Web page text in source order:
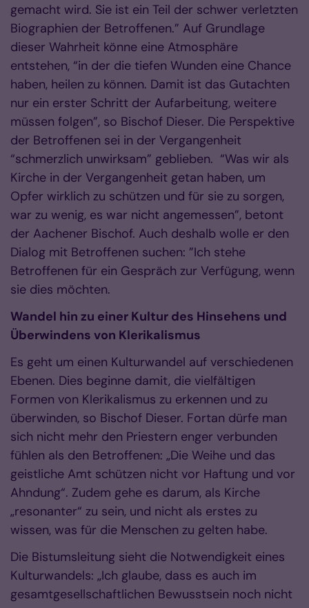
gemacht wird. Sie ist ein Teil der schwer verletzten
Biographien der Betroffenen.” Auf Grundlage
dieser Wahrheit könne eine Atmosphäre
entstehen, “in der die tiefen Wunden eine Chance
haben, heilen zu können. Damit ist das Gutachten
nur ein erster Schritt der Aufarbeitung, weitere
müssen folgen”, so Bischof Dieser. Die Perspektive
der Betroffenen sei in der Vergangenheit
“schmerzlich unwirksam” geblieben. “Was wir als
Kirche in der Vergangenheit getan haben, um
Opfer wirklich zu schützen und für sie zu sorgen,
war zu wenig, es war nicht angemessen”, betont
der Aachener Bischof. Auch deshalb wolle er den
Dialog mit Betroffenen suchen: ”Ich stehe
Betroffenen für ein Gespräch zur Verfügung, wenn
sie dies möchten.
Wandel hin zu einer Kultur des Hinsehens und
Überwindens von Klerikalismus
Es geht um einen Kulturwandel auf verschiedenen
Ebenen. Dies beginne damit, die vielfältigen
Formen von Klerikalismus zu erkennen und zu
überwinden, so Bischof Dieser. Fortan dürfe man
sich nicht mehr den Priestern enger verbunden
fühlen als den Betroffenen: „Die Weihe und das
geistliche Amt schützen nicht vor Haftung und vor
Ahndung“. Zudem gehe es darum, als Kirche
„resonanter“ zu sein, und nicht als erstes zu
wissen, was für die Menschen zu gelten habe.
Die Bistumsleitung sieht die Notwendigkeit eines
Kulturwandels: „Ich glaube, dass es auch im
gesamtgesellschaftlichen Bewusstsein noch nicht